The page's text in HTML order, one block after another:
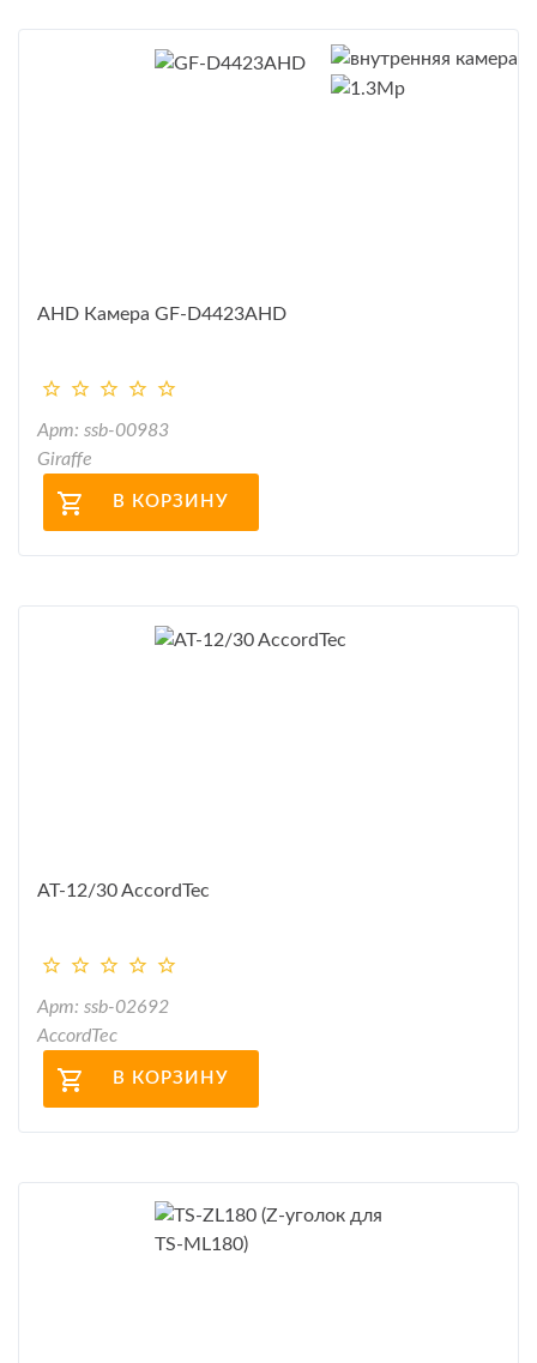
AHD Камера GF-D4423AHD
Арт: ssb-00983
Giraffe
В КОРЗИНУ
AT-12/30 AccordTec
Арт: ssb-02692
AccordTec
В КОРЗИНУ